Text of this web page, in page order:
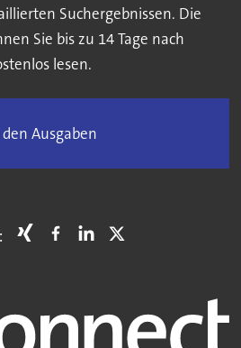
Suchergebnissen. Die
Sie bis zu 14 Tage nach
lesen.
Ausgaben